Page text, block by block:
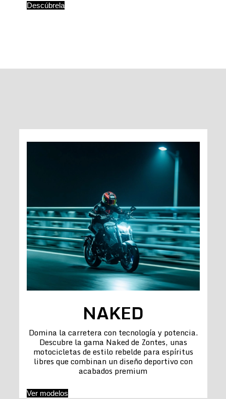
Descúbrela
NAKED
Domina la carretera con tecnología y potencia.
Descubre la gama Naked de Zontes, unas
motocicletas de estilo rebelde para espíritus
libres que combinan un diseño deportivo con
acabados premium
Ver modelos